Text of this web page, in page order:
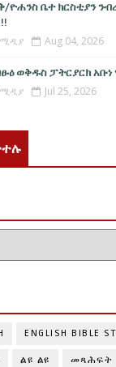
ዮሐንስ ቤተ ክርስቲያን
ሚዲያ Aug 04, 2026
ወቅዱስ ፓትርያርክ
ሚዲያ Jul 25, 2026
ENGLISH BIBLE
ልዩ ልዩ መጻሕፍት